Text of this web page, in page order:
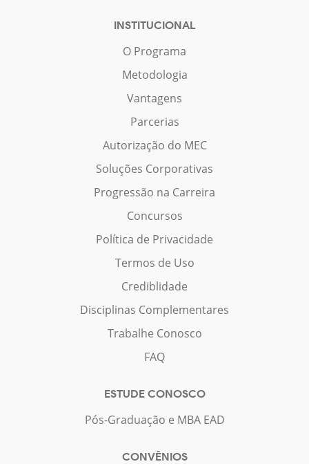
INSTITUCIONAL
O Programa
Metodologia
Vantagens
Parcerias
Autorização do MEC
Soluções Corporativas
Progressão na Carreira
Concursos
Política de Privacidade
Termos de Uso
Crediblidade
Disciplinas Complementares
Trabalhe Conosco
FAQ
ESTUDE CONOSCO
Pós-Graduação e MBA EAD
CONVÊNIOS